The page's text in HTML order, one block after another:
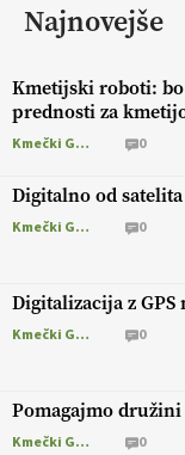
Najnovejše
Kmetijski roboti:
prednosti za
Kmečki Glas 0
Digitalno od
Kmečki Glas 0
Digitalizacija z
Kmečki Glas 0
Pomagajmo
Kmečki Glas 0